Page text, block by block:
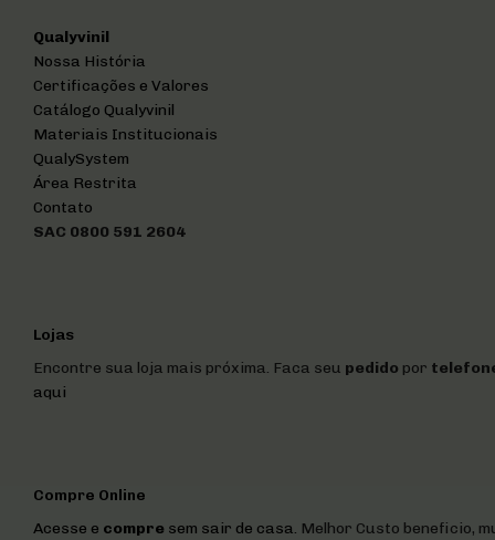
Qualyvinil
Nossa História
Certificações e Valores
Catálogo Qualyvinil
Materiais Institucionais
QualySystem
Área Restrita
Contato
SAC 0800 591 2604
Lojas
Encontre sua loja mais próxima. Faca seu pedido por
aqui
Compre Online
Acesse e compre sem sair de casa. Melhor Custo beneficio,